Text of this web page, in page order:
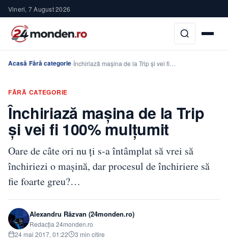
Vineri, 7 August 2026
Acasă›Fără categorie›Închiriază mașina de la Trip și vei fi…
FĂRĂ CATEGORIE
Închiriază mașina de la Trip
și vei fi 100% mulțumit
Oare de câte ori nu ți s-a întâmplat să vrei să
închiriezi o mașină, dar procesul de închiriere să
fie foarte greu?…
Alexandru Răzvan (24monden.ro)
Redacția 24monden.ro
24 mai 2017, 01:22
3 min citire